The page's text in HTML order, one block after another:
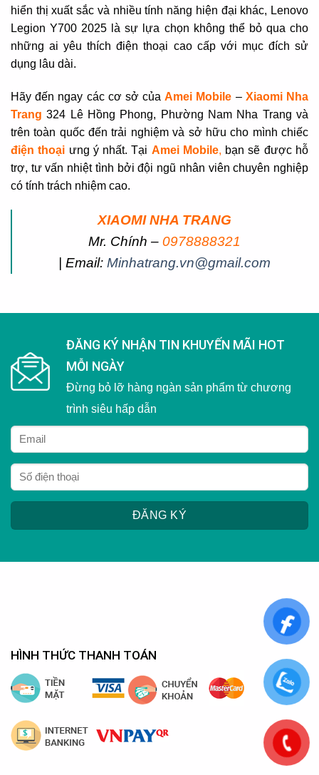
hiển thị xuất sắc và nhiều tính năng hiện đại khác, Lenovo
Legion Y700 2025 là sự lựa chọn không thể bỏ qua cho
những ai yêu thích điện thoại cao cấp với mục đích sử
dụng lâu dài.
Hãy đến ngay các cơ sở củaAmei Mobile – Xiaomi Nha
Trang 324 Lê Hồng Phong, Phường Nam Nha Trang và
trên toàn quốc đến trải nghiệm và sở hữu cho mình chiếc
điện thoại ưng ý nhất. Tại Amei Mobile, bạn sẽ được hỗ
trợ, tư vấn nhiệt tình bởi đội ngũ nhân viên chuyên nghiệp
có tính trách nhiệm cao.
XIAOMI NHA TRANG
Mr. Chính – 0978888321
| Email: Minhatrang.vn@gmail.com
ĐĂNG KÝ NHẬN TIN KHUYẾN MÃI HOT
MỖI NGÀY
Đừng bỏ lỡ hàng ngàn sản phẩm từ chương
trình siêu hấp dẫn
HÌNH THỨC THANH TOÁN